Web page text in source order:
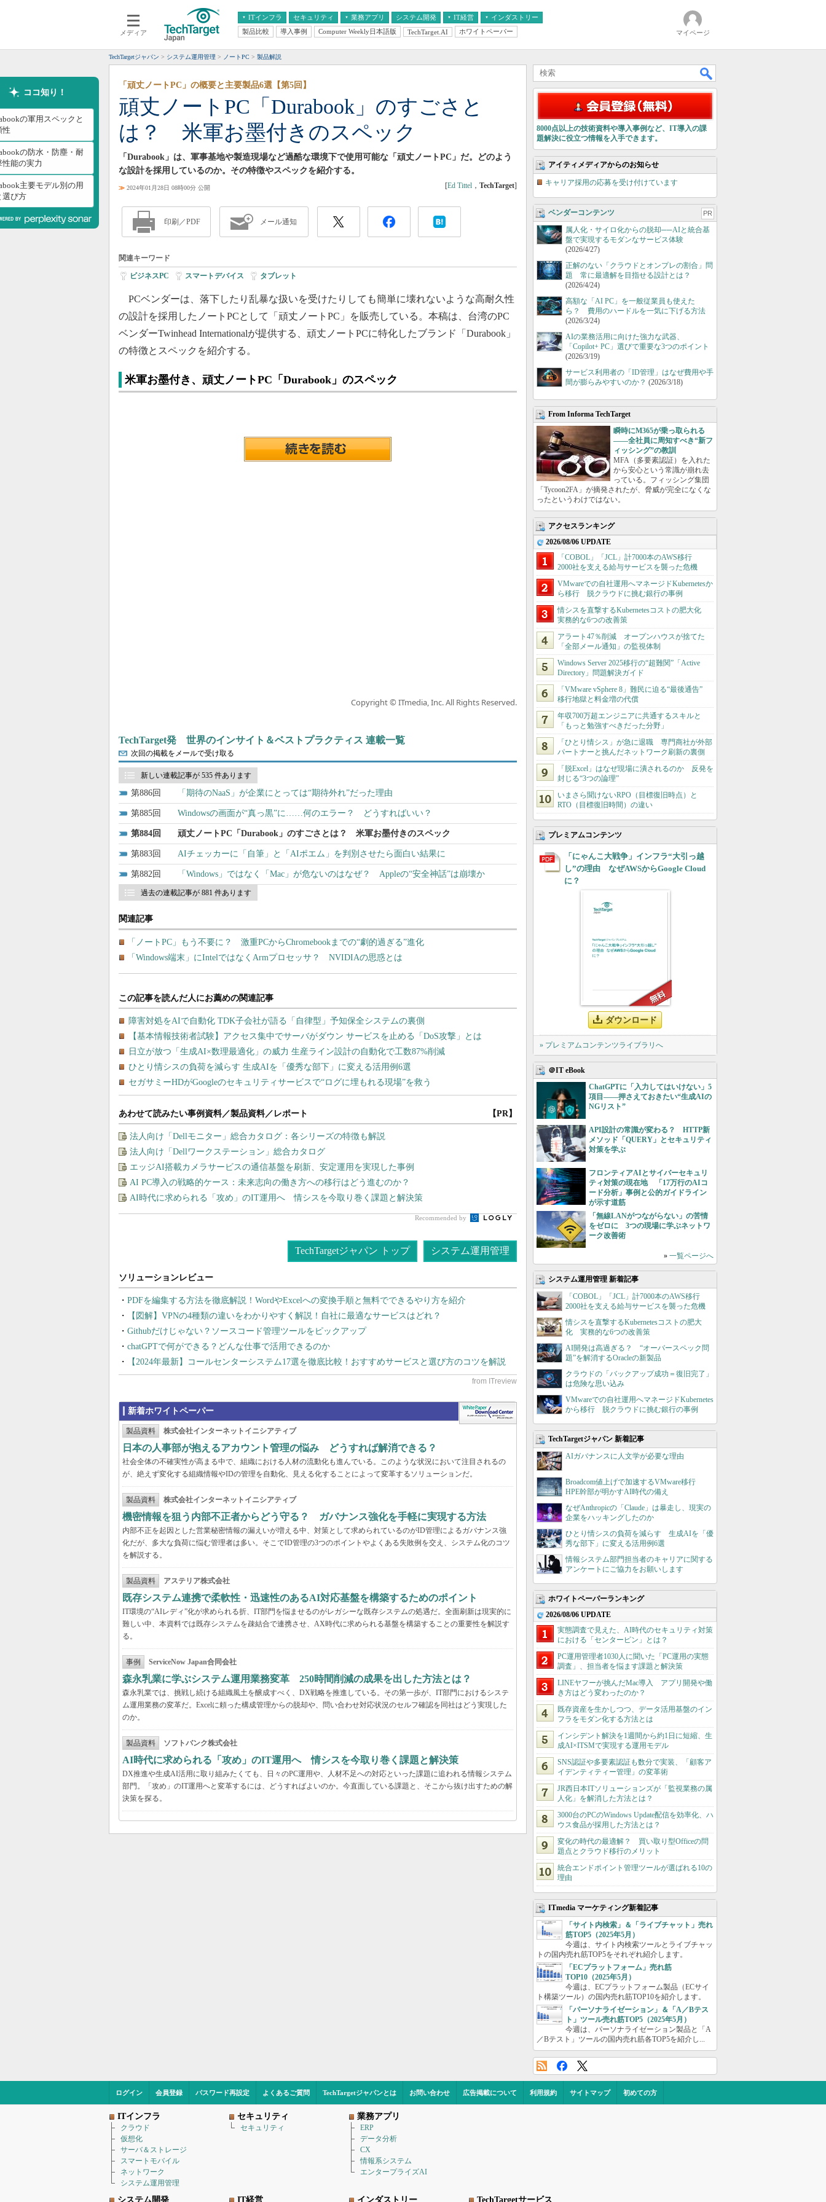
メディア
ITインフラ
クラウド
スマートモバイル
ネットワーク
システム運用管理
セキュリティ 業務アプリ
エンタープライズAI
ERP
CX
情報系システム
システム開発 IT経営
経営とIT
インダストリー
医療IT
製品比較 導入事例 Computer Weekly日本語版 TechTarget.AI ホワイトペーパー マイページ
TechTargetジャパン システム運用管理 ノートPC 製品解説
ココ知り！
の軍用スペックと
性
の防水・防塵・耐
性能の実力
主要モデル別の用
選び方
頑丈ノートPC「Durabook」のすごさと
は？ 米軍お墨付きのスペック
「頑丈ノートPC」の概要と主要製品6選【第5回】
「Durabook」は、軍事基地や製造現場など過酷な環境下で使用可能な「頑丈ノートPC」だ。どのよう
な設計を採用しているのか。その特徴やスペックを紹介する。
≫ 2024年01月28日 08時00分 公開 [Ed Tittel ， TechTarget]
印刷／PDF メール通知
関連キーワード
ビジネスPC スマートデバイス タブレット
PCベンダーは、落下したり乱暴な扱いを受けたりしても簡単に壊れないような高耐久性
の設計を採用したノートPCとして「頑丈ノートPC」を販売している。本稿は、台湾のPC
ベンダーTwinhead Internationalが提供する、頑丈ノートPCに特化したブランド「Durabook」
の特徴とスペックを紹介する。
米軍お墨付き、頑丈ノートPC「Durabook」のスペック
Copyright © ITmedia, Inc. All Rights Reserved.
TechTarget発 世界のインサイト＆ベストプラクティス 連載一覧
次回の掲載をメールで受け取る
新しい連載記事が 535 件あります
886 「期待のNaaS」が企業にとっては“期待外れ”だった理由
885 Windowsの画面が“真っ黒”に……何のエラー？ どうすればいい？
884 頑丈ノートPC「Durabook」のすごさとは？ 米軍お墨付きのスペック
883 AIチェッカーに「自筆」と「AIポエム」を判別させたら面白い結果に
882 「Windows」ではなく「Mac」が危ないのはなぜ？ Appleの“安全神話”は崩壊か
過去の連載記事が 881 件あります
関連記事
「ノートPC」もう不要に？ 激重PCからChromebookまでの“劇的過ぎる”進化
「Windows端末」にIntelではなくArmプロセッサ？ NVIDIAの思惑とは
あわせて読みたい事例資料／製品資料／レポート 【PR】
法人向け「Dellモニター」総合カタログ：各シリーズの特徴も解説
法人向け「Dellワークステーション」総合カタログ
エッジAI搭載カメラサービスの通信基盤を刷新、安定運用を実現した事例
AI PC導入の戦略的ケース：未来志向の働き方への移行はどう進むのか？
AI時代に求められる「攻め」のIT運用へ 情シスを今取り巻く課題と解決策
Recommended by
TechTargetジャパン トップ システム運用管理
PDFを編集する方法を徹底解説！WordやExcelへの変換手順と無料でできるやり方を紹介
【図解】VPNの4種類の違いをわかりやすく解説！自社に最適なサービスはどれ？
Githubだけじゃない？ソースコード管理ツールをピックアップ
chatGPTで何ができる？どんな仕事で活用できるのか
【2024年最新】コールセンターシステム17選を徹底比較！おすすめサービスと選び方のコツを解説
新着ホワイトペーパー
製品資料 株式会社インターネットイニシアティブ
日本の人事部が抱えるアカウント管理の悩み どうすれば解消できる？
社会全体の不確実性が高まる中で、組織における人材の流動化も進んでいる。このような状況において注目されるの
が、絶えず変化する組織情報やIDの管理を自動化、見える化することによって変革するソリューションだ。
製品資料 株式会社インターネットイニシアティブ
機密情報を狙う内部不正者からどう守る？ ガバナンス強化を手軽に実現する方法
内部不正を起因とした営業秘密情報の漏えいが増える中、対策として求められているのがID管理によるガバナンス強
化だが、多大な負荷に悩む管理者は多い。そこでID管理の3つのポイントやよくある失敗例を交え、システム化のコツ
を解説する。
製品資料 アステリア株式会社
既存システム連携で柔軟性・迅速性のあるAI対応基盤を構築するためのポイント
IT環境の“AIレディ”化が求められる折、IT部門を悩ませるのがレガシーな既存システムの処遇だ。全面刷新は現実的に
難しい中、本資料では既存システムを疎結合で連携させ、AX時代に求められる基盤を構築することの重要性を解説す
る。
事例 ServiceNow Japan合同会社
森永乳業に学ぶシステム運用業務変革 250時間削減の成果を出した方法とは？
森永乳業では、挑戦し続ける組織風土を醸成すべく、DX戦略を推進している。その第一歩が、IT部門におけるシステ
ム運用業務の変革だ。Excelに頼った構成管理からの脱却や、問い合わせ対応状況のセルフ確認を同社はどう実現した
のか。
製品資料 ソフトバンク株式会社
AI時代に求められる「攻め」のIT運用へ 情シスを今取り巻く課題と解決策
DX推進や生成AI活用に取り組みたくても、日々のPC運用や、人材不足への対応といった課題に追われる情報システム
部門。「攻め」のIT運用へと変革するには、どうすればよいのか。今直面している課題と、そこから抜け出すための解
決策を探る。
8000点以上の技術資料や導入事例など、IT導入の課
題解決に役立つ情報を入手できます。
アイティメディアからのお知らせ
キャリア採用の応募を受け付けています
ベンダーコンテンツ PR
属人化・サイロ化からの脱却──AIと統合基
盤で実現するモダンなサービス体験
(2026/4/27)
正解のない「クラウドとオンプレの割合」問
題 常に最適解を目指せる設計とは？
(2026/4/24)
高額な「AI PC」を一般従業員も使えた
ら？ 費用のハードルを一気に下げる方法
(2026/3/24)
AIの業務活用に向けた強力な武器、
「Copilot+ PC」選びで重要な3つのポイント
(2026/3/19)
サービス利用者の「ID管理」はなぜ費用や手
間が膨らみやすいのか？ (2026/3/18)
From Informa TechTarget
瞬時にM365が乗っ取られる
――全社員に周知すべき“新フ
ィッシング”の教訓
MFA（多要素認証）を入れた
から安心という常識が崩れ去
っている。フィッシング集団
「Tycoon2FA」が摘発されたが、脅威が完全になくな
ったというわけではない。
アクセスランキング
2026/08/06 UPDATE
「COBOL」「JCL」計7000本のAWS移行
2000社を支える給与サービスを襲った危機
VMwareでの自社運用へマネージドKubernetesか
ら移行 脱クラウドに挑む銀行の事例
情シスを直撃するKubernetesコストの肥大化
実務的な6つの改善策
アラート47％削減 オープンハウスが捨てた
「全部メール通知」の監視体制
Windows Server 2025移行の“超難関”「Active
Directory」問題解決ガイド
「VMware vSphere 8」難民に迫る“最後通告”
移行地獄と料金増の代償
年収700万超エンジニアに共通するスキルと
「もっと勉強すべきだった分野」
「ひとり情シス」が急に退職 専門商社が外部
パートナーと挑んだネットワーク刷新の裏側
「脱Excel」はなぜ現場に潰されるのか 反発を
封じる“3つの論理”
いまさら聞けないRPO（目標復旧時点）と
RTO（目標復旧時間）の違い
プレミアムコンテンツ
「にゃんこ大戦争」インフラ“大引っ越
し”の理由 なぜAWSからGoogle Cloud
に？
ダウンロード
» プレミアムコンテンツライブラリへ
＠IT eBook
ChatGPTに「入力してはいけない」5
項目――押さえておきたい“生成AIの
NGリスト”
API設計の常識が変わる？ HTTP新
メソッド「QUERY」とセキュリティ
対策を学ぶ
フロンティアAIとサイバーセキュリ
ティ対策の現在地 「17万行のAIコ
ード分析」事例と公的ガイドライン
が示す道筋
「無線LANがつながらない」の苦情
をゼロに 3つの現場に学ぶネットワ
ーク改善術
» 一覧ページへ
システム運用管理 新着記事
「COBOL」「JCL」計7000本のAWS移行
2000社を支える給与サービスを襲った危機
情シスを直撃するKubernetesコストの肥大
化 実務的な6つの改善策
AI開発は高過ぎる？ “オーバースペック問
題”を解消するOracleの新製品
クラウドの「バックアップ成功＝復旧完了」
は危険な思い込み
VMwareでの自社運用へマネージドKubernetes
から移行 脱クラウドに挑む銀行の事例
TechTargetジャパン 新着記事
AIガバナンスに人文学が必要な理由
Broadcom値上げで加速するVMware移行
HPE幹部が明かすAI時代の備え
なぜAnthropicの「Claude」は暴走し、現実の
企業をハッキングしたのか
ひとり情シスの負荷を減らす 生成AIを「優
秀な部下」に変える活用例6選
情報システム部門担当者のキャリアに関する
アンケートにご協力をお願いします
ホワイトペーパーランキング
2026/08/06 UPDATE
実態調査で見えた、AI時代のセキュリティ対策
における「センターピン」とは？
PC運用管理者1030人に聞いた「PC運用の実態
調査」、担当者を悩ます課題と解決策
LINEヤフーが挑んだMac導入 アプリ開発や働
き方はどう変わったのか？
既存資産を生かしつつ、データ活用基盤のイン
フラをモダン化する方法とは
インシデント解決を1週間から約1日に短縮、生
成AI×ITSMで実現する運用モデル
SNS認証や多要素認証も数分で実装、「顧客ア
イデンティティー管理」の変革術
JR西日本ITソリューションズが「監視業務の属
人化」を解消した方法とは？
3000台のPCのWindows Update配信を効率化、ハ
ウス食品が採用した方法とは？
変化の時代の最適解？ 買い取り型Officeの問
題点とクラウド移行のメリット
統合エンドポイント管理ツールが選ばれる10の
理由
ITmedia マーケティング新着記事
「サイト内検索」＆「ライブチャット」売れ
筋TOP5（2025年5月）
今週は、サイト内検索ツールとライブチャッ
トの国内売れ筋TOP5をそれぞれ紹介します。
「ECプラットフォーム」売れ筋
TOP10（2025年5月）
今週は、ECプラットフォーム製品（ECサイ
ト構築ツール）の国内売れ筋TOP10を紹介します。
「パーソナライゼーション」＆「A／Bテス
ト」ツール売れ筋TOP5（2025年5月）
今週は、パーソナライゼーション製品と「A
／Bテスト」ツールの国内売れ筋各TOP5を紹介し...
ログイン 会員登録 パスワード再設定 よくあるご質問 TechTargetジャパンとは お問い合わせ 広告掲載について 利用規約 サイトマップ 初めての方
ITインフラ
クラウド
仮想化
サーバ＆ストレージ
スマートモバイル
ネットワーク
システム運用管理
セキュリティ
セキュリティ
業務アプリ
ERP
データ分析
CX
情報系システム
エンタープライズAI
システム開発 IT経営 インダストリー TechTargetサービス